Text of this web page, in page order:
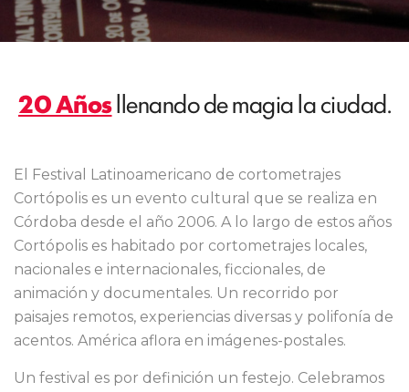
20 Añosllenando de magia la ciudad.
El Festival Latinoamericano de cortometrajes
Cortópolis es un evento cultural que se realiza en
Córdoba desde el año 2006. A lo largo de estos años
Cortópolis es habitado por cortometrajes locales,
nacionales e internacionales, ficcionales, de
animación y documentales. Un recorrido por
paisajes remotos, experiencias diversas y polifonía de
acentos. América aflora en imágenes-postales.
Un festival es por definición un festejo. Celebramos